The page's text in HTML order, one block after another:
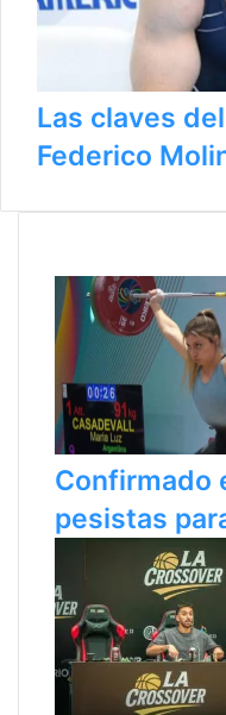
Las claves
Federico
Confirmado
pesistas